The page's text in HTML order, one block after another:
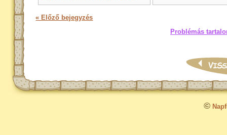
« Előző bejegyzés
Problémás
©